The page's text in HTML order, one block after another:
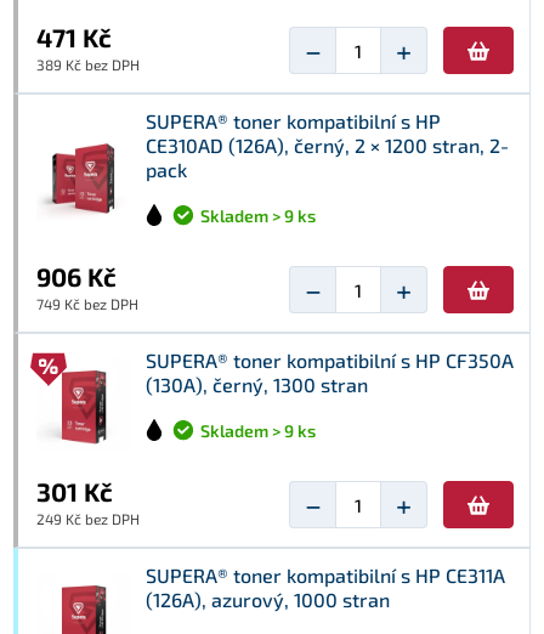
471 Kč
389 Kč bez DPH − +
SUPERA® toner kompatibilní s HP
CE310AD (126A), černý, 2 × 1200 stran, 2-
pack
Skladem > 9 ks
906 Kč
749 Kč bez DPH − +
SUPERA® toner kompatibilní s HP CF350A
(130A), černý, 1300 stran
Skladem > 9 ks
301 Kč
249 Kč bez DPH − +
SUPERA® toner kompatibilní s HP CE311A
(126A), azurový, 1000 stran